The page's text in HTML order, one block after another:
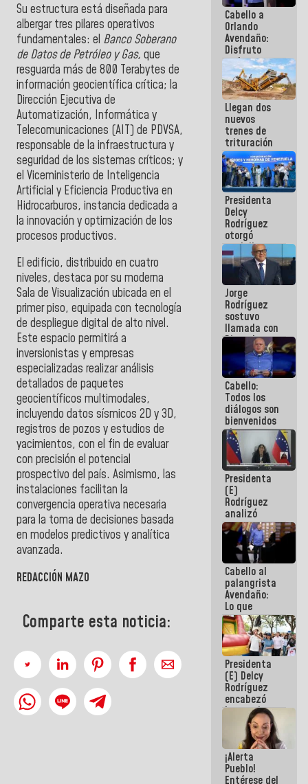
Su estructura está diseñada para
albergar tres pilares operativos
fundamentales: el Banco Soberano
de Datos de Petróleo y Gas, que
resguarda más de 800 Terabytes de
información geocientífica crítica; la
Dirección Ejecutiva de
Automatización, Informática y
Telecomunicaciones (AIT) de PDVSA,
responsable de la infraestructura y
seguridad de los sistemas críticos; y
el Viceministerio de Inteligencia
Artificial y Eficiencia Productiva en
Hidrocarburos, instancia dedicada a
la innovación y optimización de los
procesos productivos.
El edificio, distribuido en cuatro
niveles, destaca por su moderna
Sala de Visualización ubicada en el
primer piso, equipada con tecnología
de despliegue digital de alto nivel.
Este espacio permitirá a
inversionistas y empresas
especializadas realizar análisis
detallados de paquetes
geocientíficos multimodales,
incluyendo datos sísmicos 2D y 3D,
registros de pozos y estudios de
yacimientos, con el fin de evaluar
con precisión el potencial
prospectivo del país. Asimismo, las
instalaciones facilitan la
convergencia operativa necesaria
para la toma de decisiones basada
en modelos predictivos y analítica
avanzada.
REDACCIÓN MAZO
Comparte esta noticia:
Cabello a
Orlando
Avendaño:
Disfruto
cada vez
que escribes
porque lo
que haces
es
embarrarla
Llegan dos
nuevos
trenes de
trituración
para
optimizar
manejo de
escombros
en La Guaira
Presidenta
Delcy
Rodríguez
otorgó
medalla
"Héroe de
Venezuela"
a servidores
públicos
Jorge
Rodríguez
sostuvo
llamada con
Dinorah
Figuera y
acuerdan
primer
encuentro
presencial
para el
diálogo
Cabello:
Todos los
diálogos son
bienvenidos
siempre que
estén en el
marco de la
Constitución
de la
República
Presidenta
(E)
Rodríguez
analizó
junto a
gobernadores
planes de
recuperación
del Sistema
Eléctrico
Nacional
Cabello al
palangrista
Avendaño:
Lo que
vayas a
escribir
hazlo hoy
por que no
sabemos si
la semana
que viene
hay
programa
Presidenta
(E) Delcy
Rodríguez
encabezó
lanzamiento
del Plan
Nacional de
Recreación
Vacacional
¡Alerta
Pueblo!
Entérese del